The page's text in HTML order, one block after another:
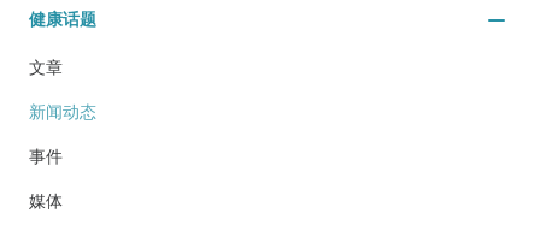
健康话题
文章
新闻动态
事件
媒体